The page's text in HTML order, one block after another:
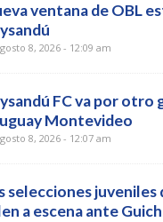
ventana de OBL
8, 2026 - 12:09 am
FC va por otro
Montevideo
8, 2026 - 12:07 am
selecciones juveniles
a escena ante